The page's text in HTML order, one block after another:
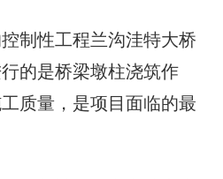
制性工程兰沟洼特大桥
的是桥梁墩柱浇筑作
质量，是项目面临的最